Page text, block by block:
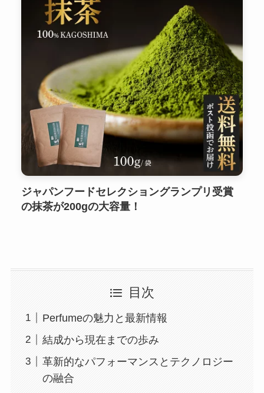
ジャパンフードセレクショングランプリ受賞
の抹茶が200gの大容量！
目次
Perfumeの魅力と最新情報
結成から現在までの歩み
革新的なパフォーマンスとテクノロジー
の融合